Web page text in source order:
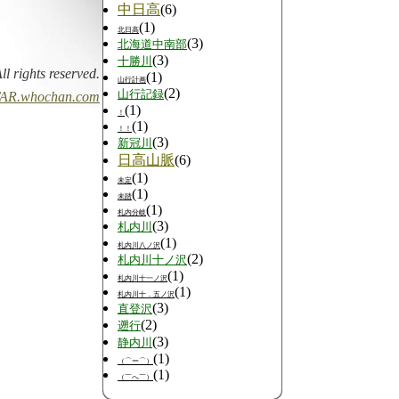
中日高(6)
北日高(1)
北海道中南部(3)
十勝川 (3)
山行計画(1)
山行記録(2)
！ (1)
！！ (1)
新冠川 (3)
日高山脈(6)
未定(1)
未踏(1)
札内分岐(1)
札内川 (3)
札内川八ノ沢(1)
札内川十ノ沢(2)
札内川十一ノ沢(1)
札内川十．五ノ沢(1)
直登沢(3)
遡行(2)
静内川 (3)
（⌒ー⌒） (1)
（￣へ￣） (1)
rights reserved.